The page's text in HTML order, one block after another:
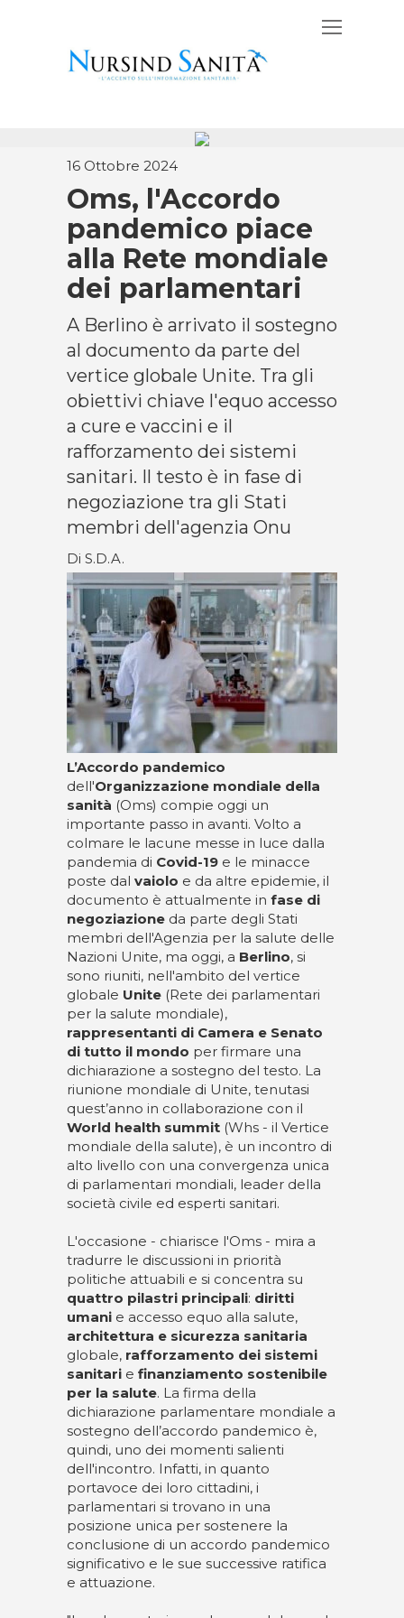
16 Ottobre 2024
Oms, l'Accordo
pandemico piace
alla Rete mondiale
dei parlamentari
A Berlino è arrivato il sostegno
al documento da parte del
vertice globale Unite. Tra gli
obiettivi chiave l'equo accesso
a cure e vaccini e il
rafforzamento dei sistemi
sanitari. Il testo è in fase di
negoziazione tra gli Stati
membri dell'agenzia Onu
Di S.D.A.
L’Accordo pandemico
dell'Organizzazione mondiale della
sanità (Oms) compie oggi un
importante passo in avanti. Volto a
colmare le lacune messe in luce dalla
pandemia di Covid-19 e le minacce
poste dal vaiolo e da altre epidemie, il
documento è attualmente in fase di
negoziazione da parte degli Stati
membri dell'Agenzia per la salute delle
Nazioni Unite, ma oggi, a Berlino, si
sono riuniti, nell'ambito del vertice
globale Unite (Rete dei parlamentari
per la salute mondiale),
rappresentanti di Camera e Senato
di tutto il mondo per firmare una
dichiarazione a sostegno del testo. La
riunione mondiale di Unite, tenutasi
quest’anno in collaborazione con il
World health summit (Whs - il Vertice
mondiale della salute), è un incontro di
alto livello con una convergenza unica
di parlamentari mondiali, leader della
società civile ed esperti sanitari.
L'occasione - chiarisce l'Oms - mira a
tradurre le discussioni in priorità
politiche attuabili e si concentra su
quattro pilastri principali: diritti
umani e accesso equo alla salute,
architettura e sicurezza sanitaria
globale, rafforzamento dei sistemi
sanitari e finanziamento sostenibile
per la salute. La firma della
dichiarazione parlamentare mondiale a
sostegno dell’accordo pandemico è,
quindi, uno dei momenti salienti
dell'incontro. Infatti, in quanto
portavoce dei loro cittadini, i
parlamentari si trovano in una
posizione unica per sostenere la
conclusione di un accordo pandemico
significativo e le sue successive ratifica
e attuazione.